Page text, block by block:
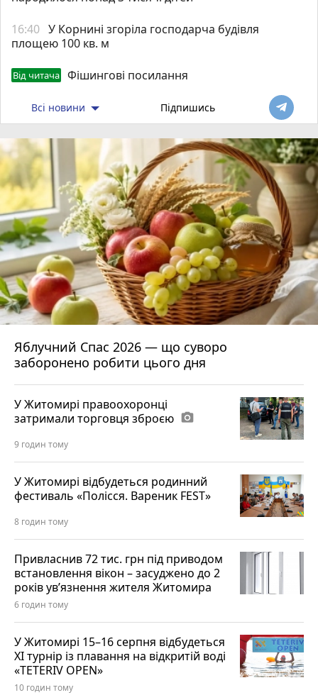
16:40 У Корнині згоріла господарча будівля
площею 100 кв. м
Від читача Фішингові посилання
Всі новини Підпишись
Яблучний Спас 2026 — що суворо
заборонено робити цього дня
У Житомирі правоохоронці
затримали торговця зброєю photo_camera
9 годин тому
У Житомирі відбудеться родинний
фестиваль «Полісся. Вареник FEST»
8 годин тому
Привласнив 72 тис. грн під приводом
встановлення вікон – засуджено до 2
років ув’язнення жителя Житомира
6 годин тому
У Житомирі 15–16 серпня відбудеться
XI турнір із плавання на відкритій воді
«TETERIV OPEN»
10 годин тому